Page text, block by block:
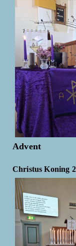
Advent
Christus Koning